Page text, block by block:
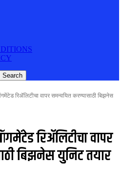
रिॲलिटीचा वापर समन्वयित करण्यासाठी बिझनेस
रिॲलिटीचा वापर
बिझनेस युनिट तयार